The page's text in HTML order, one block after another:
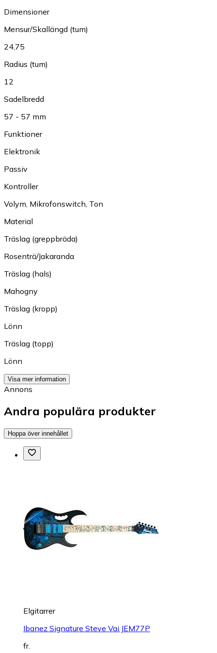
Dimensioner
Mensur/Skallängd (tum)
24,75
Radius (tum)
12
Sadelbredd
57 - 57 mm
Funktioner
Elektronik
Passiv
Kontroller
Volym, Mikrofonswitch, Ton
Material
Träslag (greppbräda)
Rosenträ/Jakaranda
Träslag (hals)
Mahogny
Träslag (kropp)
Lönn
Träslag (topp)
Lönn
Visa mer information
Annons
Andra populära produkter
Hoppa över innehållet
Elgitarrer
Ibanez Signature Steve Vai JEM77P
fr.